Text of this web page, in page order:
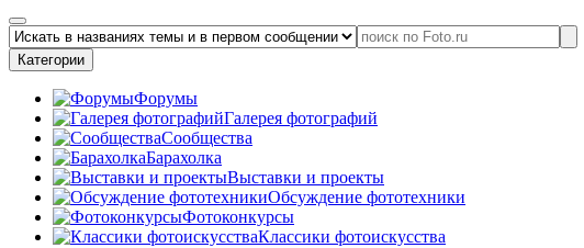
Категории
Форумы
Галерея фотографий
Сообщества
Барахолка
Выставки и проекты
Обсуждение фототехники
Фотоконкурсы
Классики фотоискусства